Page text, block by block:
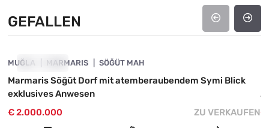
GEFALLEN
GEFALLEN
MUĞLA MARMARIS SÖĞÜT MAH
Marmaris Söğüt Dorf mit atemberaubendem Symi Blick
exklusives Anwesen
€ 2.000.000
ZU VERKAUFEN€